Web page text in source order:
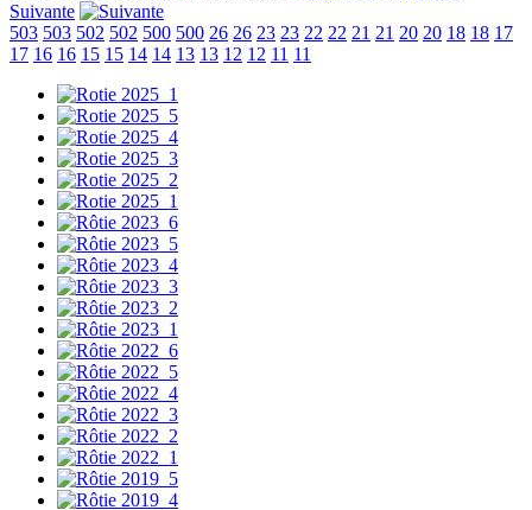
Suivante
503 503 502 502 500 500 26 26 23 23 22 22 21 21 20 20 18 18 17
17 16 16 15 15 14 14 13 13 12 12 11 11